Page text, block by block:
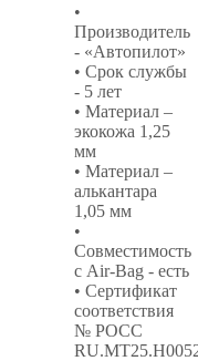
•
Производитель
- «Автопилот»
• Срок службы
- 5 лет
• Материал –
экокожа 1,25
мм
• Материал –
алькантара
1,05 мм
•
Совместимость
с Air-Bag - есть
• Сертификат
соответствия
№ РОСС